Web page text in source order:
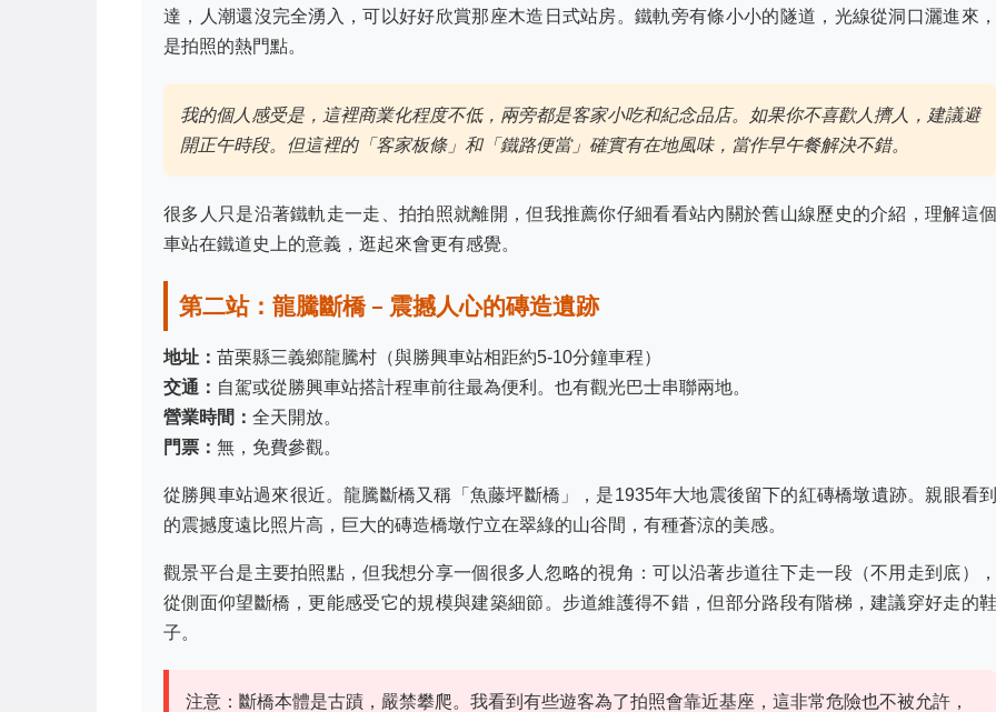
達，人潮還沒完全湧入，可以好好欣賞那座木造日式站房。鐵軌旁有條小小的隧道，光線從洞口灑進來，
是拍照的熱門點。
我的個人感受是，這裡商業化程度不低，兩旁都是客家小吃和紀念品店。如果你不喜歡人擠人，建議避
開正午時段。但這裡的「客家板條」和「鐵路便當」確實有在地風味，當作早午餐解決不錯。
很多人只是沿著鐵軌走一走、拍拍照就離開，但我推薦你仔細看看站內關於舊山線歷史的介紹，理解這個
車站在鐵道史上的意義，逛起來會更有感覺。
第二站：龍騰斷橋 – 震撼人心的磚造遺跡
地址： 苗栗縣三義鄉龍騰村（與勝興車站相距約5-10分鐘車程）
交通： 自駕或從勝興車站搭計程車前往最為便利。也有觀光巴士串聯兩地。
營業時間： 全天開放。
門票： 無，免費參觀。
從勝興車站過來很近。龍騰斷橋又稱「魚藤坪斷橋」，是1935年大地震後留下的紅磚橋墩遺跡。親眼看到
的震撼度遠比照片高，巨大的磚造橋墩佇立在翠綠的山谷間，有種蒼涼的美感。
觀景平台是主要拍照點，但我想分享一個很多人忽略的視角：可以沿著步道往下走一段（不用走到底），
從側面仰望斷橋，更能感受它的規模與建築細節。步道維護得不錯，但部分路段有階梯，建議穿好走的鞋
子。
注意：斷橋本體是古蹟，嚴禁攀爬。我看到有些遊客為了拍照會靠近基座，這非常危險也不被允許，